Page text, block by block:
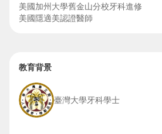
美國加州大學舊金山分校牙科進修
美國隱適美認證醫師
教育背景
臺灣大學牙科學士